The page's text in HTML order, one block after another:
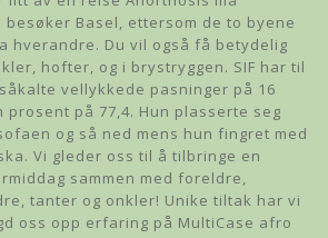
Basel, ettersom de to byene
hverandre. Du vil også få betydelig
hofter, og i brystryggen. SIF har til
vellykkede pasninger på 16
prosent på 77,4. Hun plasserte seg
og så ned mens hun fingret med
Vi gleder oss til å tilbringe en
sammen med foreldre,
tanter og onkler! Unike tiltak har vi
oss opp erfaring på MultiCase afro